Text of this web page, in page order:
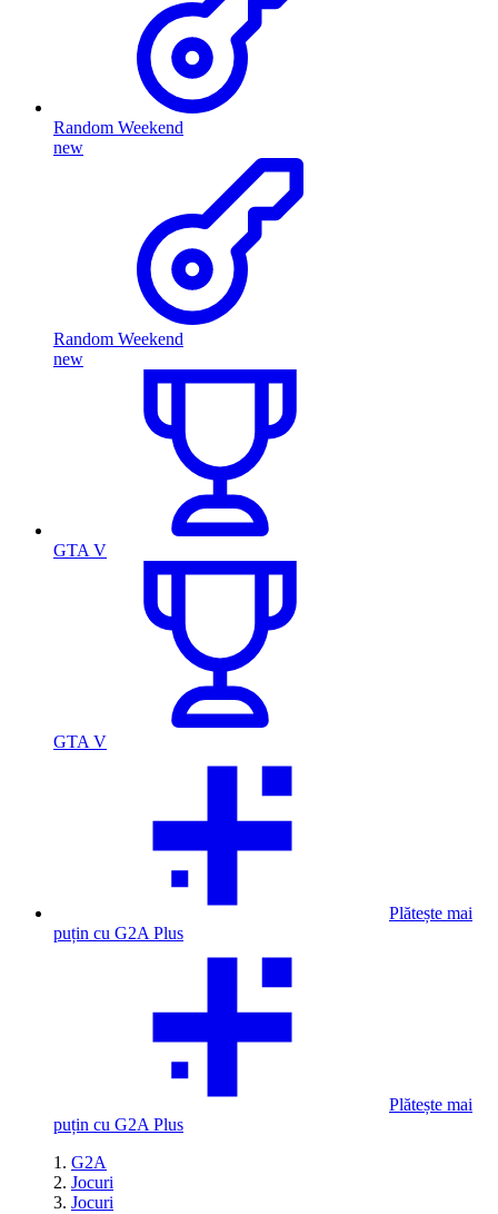
Random Weekend
new
Random Weekend
new
GTA V
GTA V
Plătește mai
puțin cu G2A Plus
Plătește mai
puțin cu G2A Plus
G2A
Jocuri
Jocuri